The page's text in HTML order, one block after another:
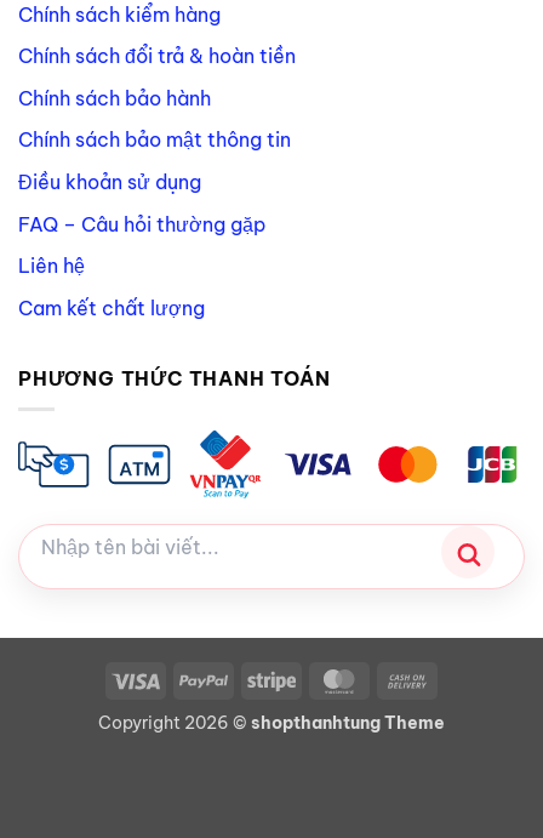
Chính sách kiểm hàng
Chính sách đổi trả & hoàn tiền
Chính sách bảo hành
Chính sách bảo mật thông tin
Điều khoản sử dụng
FAQ – Câu hỏi thường gặp
Liên hệ
Cam kết chất lượng
PHƯƠNG THỨC THANH TOÁN
Visa PayPal Stripe MasterCard
Delivery
Copyright 2026 © shopthanhtung Theme